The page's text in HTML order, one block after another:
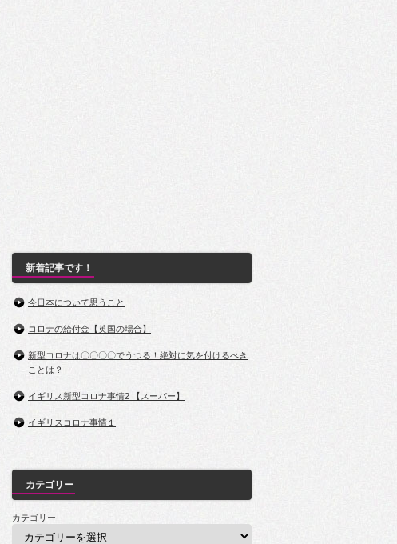
新着記事です！
今日本について思うこと
コロナの給付金【英国の場合】
新型コロナは〇〇〇〇でうつる！絶対に気を付けるべき
ことは？
イギリス新型コロナ事情2 【スーパー】
イギリスコロナ事情１
カテゴリー
カテゴリー